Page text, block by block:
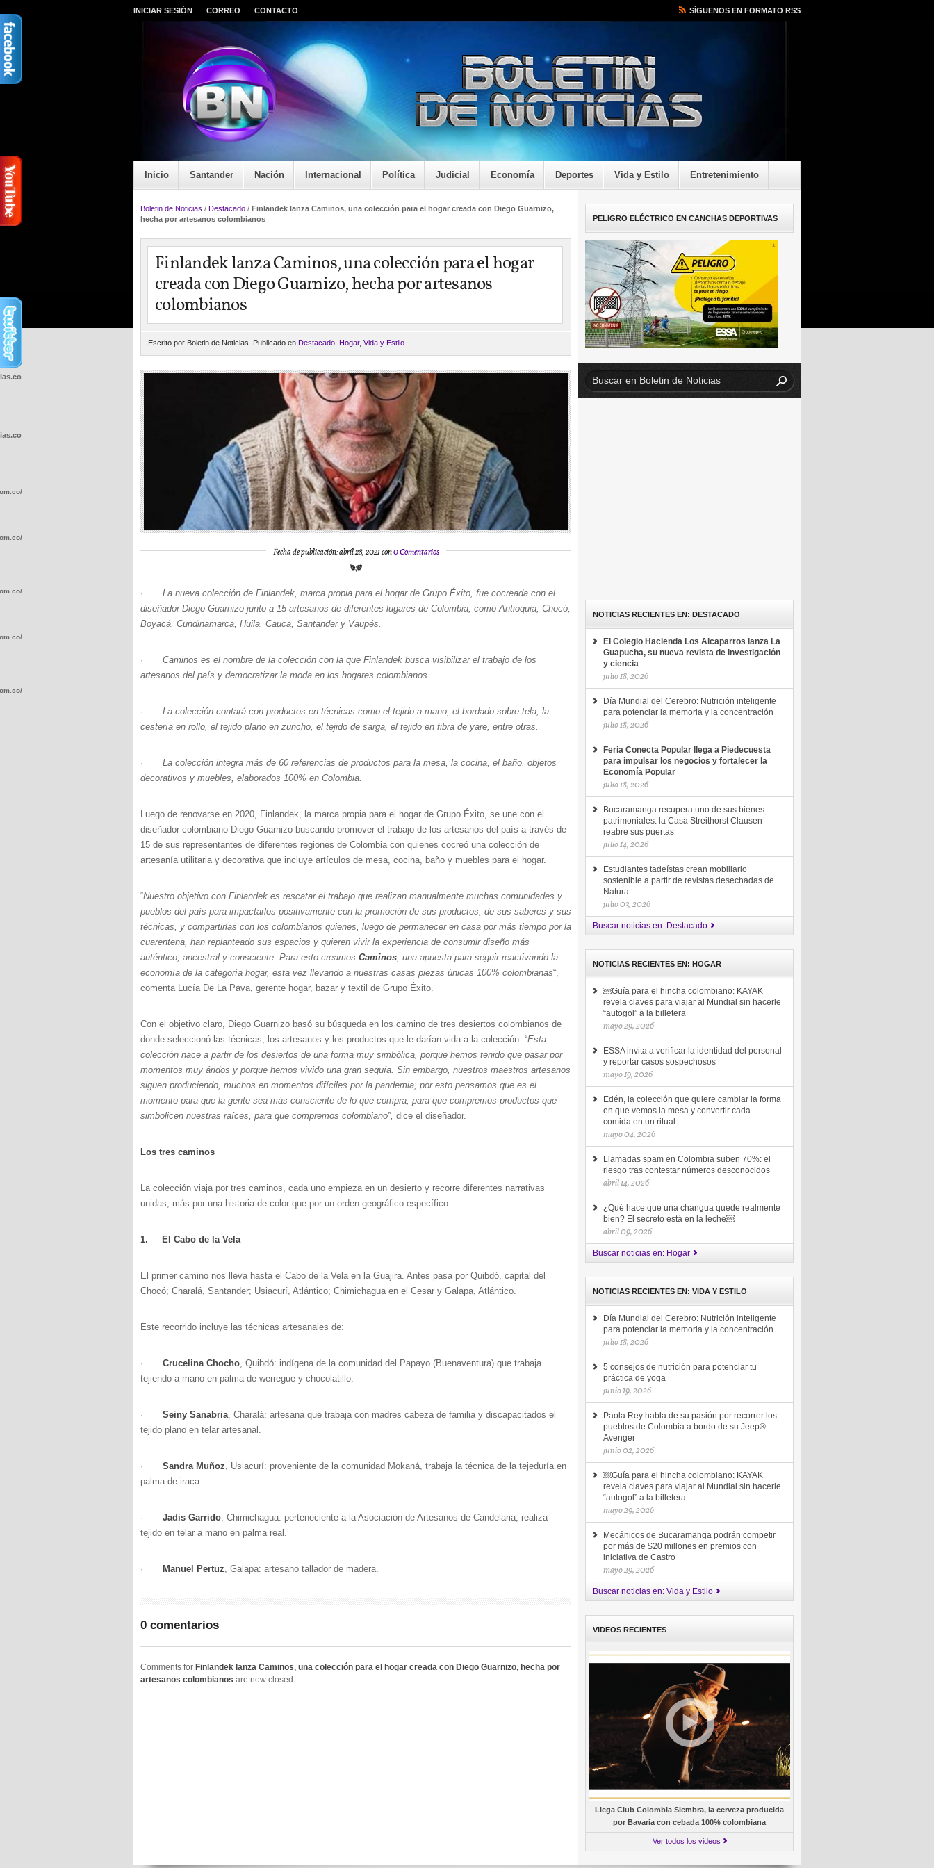
INICIAR SESIÓN CORREO CONTACTO SÍGUENOS EN FORMATO RSS
Inicio Santander Nación Internacional Política Judicial Economía Deportes Vida y Estilo Entretenimiento
Boletin de Noticias / Destacado / Finlandek lanza Caminos, una colección para el hogar creada con Diego Guarnizo,
hecha por artesanos colombianos
Finlandek lanza Caminos, una colección para el hogar
creada con Diego Guarnizo, hecha por artesanos
colombianos
Escrito por Boletin de Noticias. Publicado en Destacado Hogar, Vida y Estilo
Fecha de publicación: abril 28, 2021 con0 Comentarios
· La nueva colección de Finlandek, marca propia para el hogar de Grupo Éxito, fue cocreada con el
diseñador Diego Guarnizo junto a 15 artesanos de diferentes lugares de Colombia, como Antioquia, Chocó,
Boyacá, Cundinamarca, Huila, Cauca, Santander y Vaupés.
· Caminos es el nombre de la colección con la que Finlandek busca visibilizar el trabajo de los
artesanos del país y democratizar la moda en los hogares colombianos.
· La colección contará con productos en técnicas como el tejido a mano, el bordado sobre tela, la
cestería en rollo, el tejido plano en zuncho, el tejido de sarga, el tejido en fibra de yare, entre otras.
· La colección integra más de 60 referencias de productos para la mesa, la cocina, el baño, objetos
decorativos y muebles, elaborados 100% en Colombia.
Luego de renovarse en 2020, Finlandek, la marca propia para el hogar de Grupo Éxito, se une con el
diseñador colombiano Diego Guarnizo buscando promover el trabajo de los artesanos del país a través de
15 de sus representantes de diferentes regiones de Colombia con quienes cocreó una colección de
artesanía utilitaria y decorativa que incluye artículos de mesa, cocina, baño y muebles para el hogar.
“Nuestro objetivo con Finlandek es rescatar el trabajo que realizan manualmente muchas comunidades y
pueblos del país para impactarlos positivamente con la promoción de sus productos, de sus saberes y sus
técnicas, y compartirlas con los colombianos quienes, luego de permanecer en casa por más tiempo por la
cuarentena, han replanteado sus espacios y quieren vivir la experiencia de consumir diseño más
auténtico, ancestral y consciente. Para esto creamos Caminos, una apuesta para seguir reactivando la
economía de la categoría hogar, esta vez llevando a nuestras casas piezas únicas 100% colombianas“,
comenta Lucía De La Pava, gerente hogar, bazar y textil de Grupo Éxito.
Con el objetivo claro, Diego Guarnizo basó su búsqueda en los camino de tres desiertos colombianos de
donde seleccionó las técnicas, los artesanos y los productos que le darían vida a la colección. “Esta
colección nace a partir de los desiertos de una forma muy simbólica, porque hemos tenido que pasar por
momentos muy áridos y porque hemos vivido una gran sequía. Sin embargo, nuestros maestros artesanos
siguen produciendo, muchos en momentos difíciles por la pandemia; por esto pensamos que es el
momento para que la gente sea más consciente de lo que compra, para que compremos productos que
simbolicen nuestras raíces, para que compremos colombiano”, dice el diseñador.
Los tres caminos
La colección viaja por tres caminos, cada uno empieza en un desierto y recorre diferentes narrativas
unidas, más por una historia de color que por un orden geográfico específico.
1. El Cabo de la Vela
El primer camino nos lleva hasta el Cabo de la Vela en la Guajira. Antes pasa por Quibdó, capital del
Chocó; Charalá, Santander; Usiacurí, Atlántico; Chimichagua en el Cesar y Galapa, Atlántico.
Este recorrido incluye las técnicas artesanales de:
· Crucelina Chocho, Quibdó: indígena de la comunidad del Papayo (Buenaventura) que trabaja
tejiendo a mano en palma de werregue y chocolatillo.
· Seiny Sanabria, Charalá: artesana que trabaja con madres cabeza de familia y discapacitados el
tejido plano en telar artesanal.
· Sandra Muñoz, Usiacurí: proveniente de la comunidad Mokaná, trabaja la técnica de la tejeduría en
palma de iraca.
· Jadis Garrido, Chimichagua: perteneciente a la Asociación de Artesanos de Candelaria, realiza
tejido en telar a mano en palma real.
· Manuel Pertuz, Galapa: artesano tallador de madera.
0 comentarios
Comments for Finlandek lanza Caminos, una colección para el hogar creada con Diego Guarnizo, hecha por
artesanos colombianos are now closed.
PELIGRO ELÉCTRICO EN CANCHAS DEPORTIVAS
NOTICIAS RECIENTES EN: DESTACADO
El Colegio Hacienda Los Alcaparros lanza La
Guapucha, su nueva revista de investigación
y ciencia
julio 18, 2026
Día Mundial del Cerebro: Nutrición inteligente
para potenciar la memoria y la concentración
julio 18, 2026
Feria Conecta Popular llega a Piedecuesta
para impulsar los negocios y fortalecer la
Economía Popular
julio 18, 2026
Bucaramanga recupera uno de sus bienes
patrimoniales: la Casa Streithorst Clausen
reabre sus puertas
julio 14, 2026
Estudiantes tadeístas crean mobiliario
sostenible a partir de revistas desechadas de
Natura
julio 03, 2026
Buscar noticias en: Destacado
NOTICIAS RECIENTES EN: HOGAR
￼Guía para el hincha colombiano: KAYAK
revela claves para viajar al Mundial sin hacerle
“autogol” a la billetera
mayo 29, 2026
ESSA invita a verificar la identidad del personal
y reportar casos sospechosos
mayo 19, 2026
Edén, la colección que quiere cambiar la forma
en que vemos la mesa y convertir cada
comida en un ritual
mayo 04, 2026
Llamadas spam en Colombia suben 70%: el
riesgo tras contestar números desconocidos
abril 14, 2026
¿Qué hace que una changua quede realmente
bien? El secreto está en la leche￼
abril 09, 2026
Buscar noticias en: Hogar
NOTICIAS RECIENTES EN: VIDA Y ESTILO
Día Mundial del Cerebro: Nutrición inteligente
para potenciar la memoria y la concentración
julio 18, 2026
5 consejos de nutrición para potenciar tu
práctica de yoga
junio 19, 2026
Paola Rey habla de su pasión por recorrer los
pueblos de Colombia a bordo de su Jeep®
Avenger
junio 02, 2026
￼Guía para el hincha colombiano: KAYAK
revela claves para viajar al Mundial sin hacerle
“autogol” a la billetera
mayo 29, 2026
Mecánicos de Bucaramanga podrán competir
por más de $20 millones en premios con
iniciativa de Castro
mayo 29, 2026
Buscar noticias en: Vida y Estilo
VIDEOS RECIENTES
Llega Club Colombia Siembra, la cerveza producida
por Bavaria con cebada 100% colombiana
Ver todos los videos
wp-
wp-
wp-
wp-
wp-
wp-
wp-